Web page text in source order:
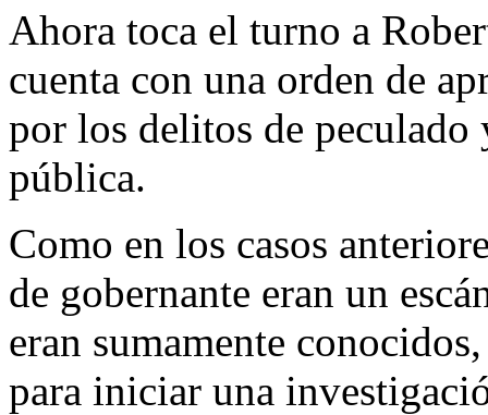
Ahora toca el turno a
cuenta con una orden de
por los delitos de
pública.
Como en los casos
de gobernante eran un
eran sumamente
para iniciar una